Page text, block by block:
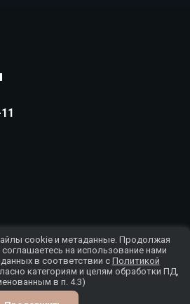
2026 Дворик House
конфиденциальности
Megagroup.ru
cookie и метаданные. Продолжая
на использование нами
в соответствии с Политикой
категориям и целям обработки ПД,
в п. 4.3)